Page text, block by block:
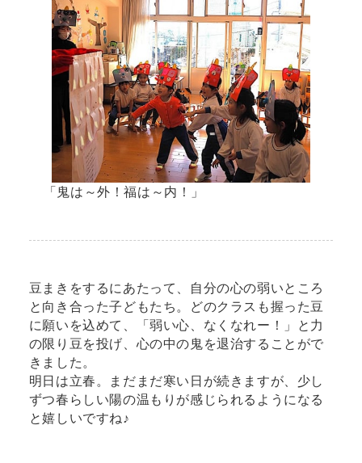
「鬼は～外！福は～内！」
豆まきをするにあたって、自分の心の弱いところ
と向き合った子どもたち。どのクラスも握った豆
に願いを込めて、「弱い心、なくなれー！」と力
の限り豆を投げ、心の中の鬼を退治することがで
きました。
明日は立春。まだまだ寒い日が続きますが、少し
ずつ春らしい陽の温もりが感じられるようになる
と嬉しいですね♪